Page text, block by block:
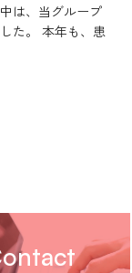
は、当グループ
た。 本年も、患